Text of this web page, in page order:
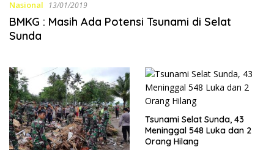
Nasional 13/01/2019
BMKG : Masih Ada Potensi Tsunami di Selat
Sunda
Tsunami Selat Sunda, 43
Meninggal 548 Luka dan 2
Orang Hilang